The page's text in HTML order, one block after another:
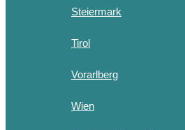
Steiermark
Tirol
Vorarlberg
Wien